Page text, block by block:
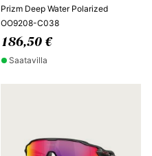
Prizm Deep Water Polarized
OO9208-C038
186,50 €
Saatavilla